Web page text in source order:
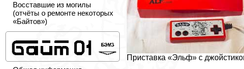
Восставшие из могилы
(отчёты о ремонте некоторых
«Байтов»)
Приставка «Эльф» с